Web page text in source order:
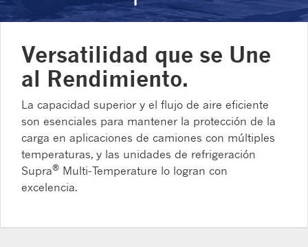
Versatilidad que se Une
al Rendimiento.
La capacidad superior y el flujo de aire eficiente
son esenciales para mantener la protección de la
carga en aplicaciones de camiones con múltiples
temperaturas, y las unidades de refrigeración
Supra® Multi-Temperature lo logran con
excelencia.